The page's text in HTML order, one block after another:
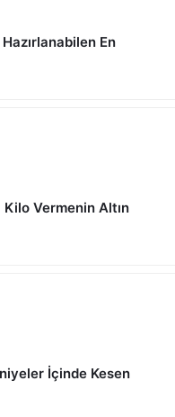
En
Kilo Vermenin Altın
İçinde Kesen